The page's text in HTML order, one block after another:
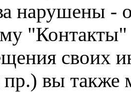
нарушены -
"Контакты"
своих
вы также